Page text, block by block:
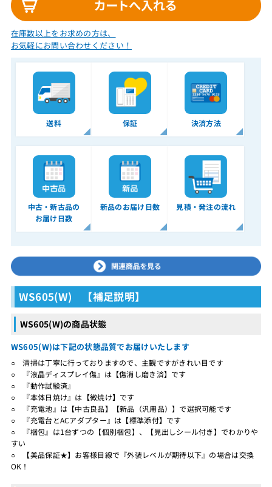
在庫数以上をお求めの方は、
お気軽にお問い合わせください！
送料 保証 決済方法
中古・新古品の
お届け日数
新品のお届け日数 見積・発注の流れ
WS605(W) 【補足説明】
WS605(W)の商品状態
WS605(W)は下記の状態品質でお届けいたします
○ 清掃は丁寧に行っておりますので、主観ですがきれい目です
○ 『液晶ディスプレイ傷』は【傷消し磨き済】です
○ 『動作試験済』
○ 『本体日焼け』は【微焼け】です
○ 『充電池』は【中古良品】【新品（汎用品）】で選択可能です
○ 『充電台とACアダプター』は【標準添付】です
○ 『梱包』は1台ずつの【個別梱包】、【見出しシール付き】でわかりや
すい
○ 【美品保証★】お客様目線で『外装レベルが期待以下』の場合は交換
OK！